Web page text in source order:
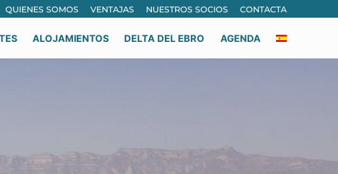
QUIENES SOMOS VENTAJAS NUESTROS SOCIOS CONTACTA
ALOJAMIENTOS DELTA DEL EBRO AGENDA